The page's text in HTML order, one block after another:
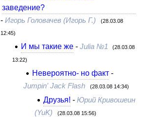
заведение?
-Игорь Головачев (Игорь Г.) (28.03.08
12:45)
И мы такие же- Julia №1 (28.03.08
13:22)
Невероятно- но факт-
Jumpin' Jack Flash (28.03.08 14:34)
Друзья! -Юрий Кривошеин
(YuK)
(28.03.08 15:56)